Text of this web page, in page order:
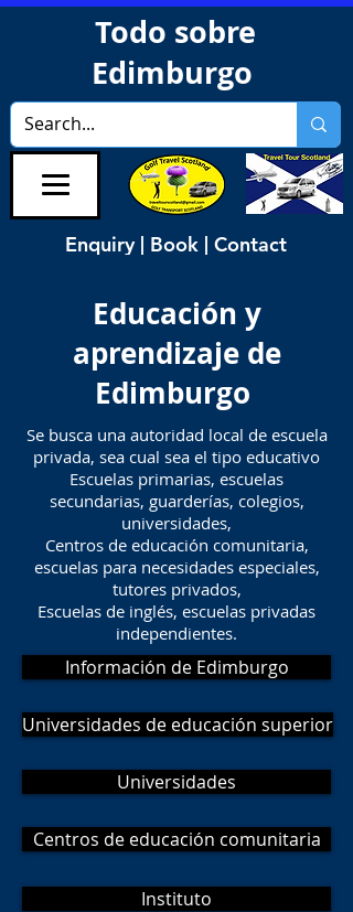
Todo sobre
Edimburgo
Enquiry | Book | Contact
Educación y
aprendizaje de
Edimburgo
Se busca una autoridad local de escuela
privada, sea cual sea el tipo educativo
Escuelas primarias, escuelas
secundarias, guarderías, colegios,
universidades,
Centros de educación comunitaria,
escuelas para necesidades especiales,
tutores privados,
Escuelas de inglés, escuelas privadas
independientes.
Información de Edimburgo
Universidades de educación superior
Universidades
Centros de educación comunitaria
Instituto